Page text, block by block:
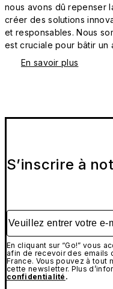
nous avons dû repenser
créer des solutions
et responsables. Nous
est cruciale pour bâtir un
En savoir plus
S’inscrire à
Veuillez entrer votre e-
En cliquant sur “Go!” vous
afin de recevoir des emails
France. Vous pouvez à tout
cette newsletter. Plus
confidentialité .